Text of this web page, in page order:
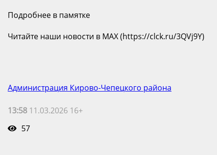
Подробнее в памятке
Читайте наши новости в MAX (https://clck.ru/3QVj9Y)
Администрация Кирово-Чепецкого района
13:58 11.03.2026 16+
57